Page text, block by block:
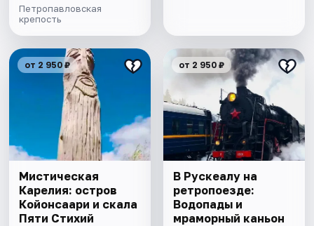
Петропавловская
крепость
от 2 950 ₽
Мистическая
Карелия: остров
Койонсаари и скала
Пяти Стихий
от 2 950 ₽
В Рускеалу на
ретропоезде:
Водопады и
мраморный каньон